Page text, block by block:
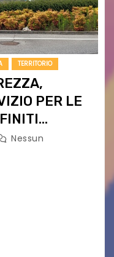
TERRITORIO
PER LE
ORARIO
Nessun